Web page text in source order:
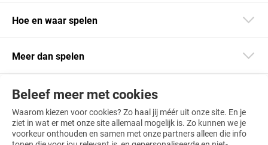
Beleef meer met cookies
Waarom kiezen voor cookies? Zo haal jij méér uit onze site. En je
ziet in wat er met onze site allemaal mogelijk is. Zo kunnen we je
voorkeur onthouden en samen met onze partners alleen die info
Hoe en waar spelen
Meer dan spelen
Blijf op de hoogte
Download onze app